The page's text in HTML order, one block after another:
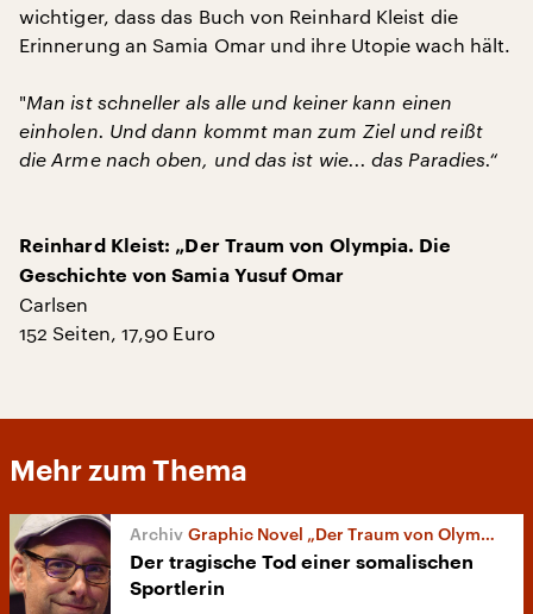
wichtiger, dass das Buch von Reinhard Kleist die
Erinnerung an Samia Omar und ihre Utopie wach hält.
"Man ist schneller als alle und keiner kann einen
einholen. Und dann kommt man zum Ziel und reißt
die Arme nach oben, und das ist wie... das Paradies.“
Reinhard Kleist: „Der Traum von Olympia. Die
Geschichte von Samia Yusuf Omar
Carlsen
152 Seiten, 17,90 Euro
Mehr zum Thema
Graphic Novel „Der Traum von Olympia“
Der tragische Tod einer somalischen
Sportlerin